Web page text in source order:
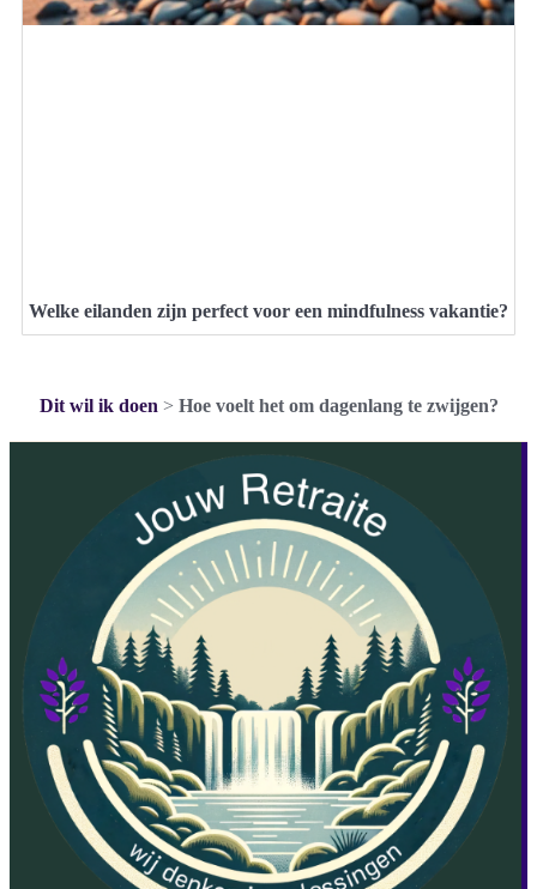
Welke eilanden zijn perfect voor een mindfulness vakantie?
Dit wil ik doen > Hoe voelt het om dagenlang te zwijgen?